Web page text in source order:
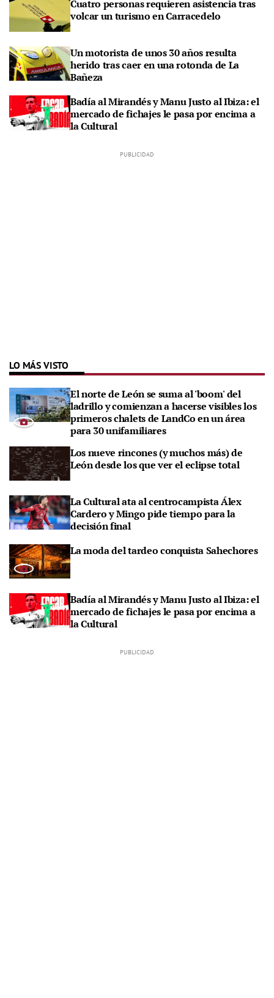
Cuatro personas requieren asistencia tras
volcar un turismo en Carracedelo
Un motorista de unos 30 años resulta
herido tras caer en una rotonda de La
Bañeza
Badía al Mirandés y Manu Justo al Ibiza: el
mercado de fichajes le pasa por encima a
la Cultural
LO MÁS VISTO
El norte de León se suma al 'boom' del
ladrillo y comienzan a hacerse visibles los
primeros chalets de LandCo en un área
para 30 unifamiliares
Los nueve rincones (y muchos más) de
León desde los que ver el eclipse total
La Cultural ata al centrocampista Álex
Cardero y Mingo pide tiempo para la
decisión final
La moda del tardeo conquista Sahechores
Badía al Mirandés y Manu Justo al Ibiza: el
mercado de fichajes le pasa por encima a
la Cultural